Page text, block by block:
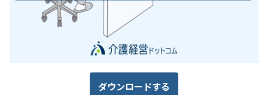
ダウンロードする